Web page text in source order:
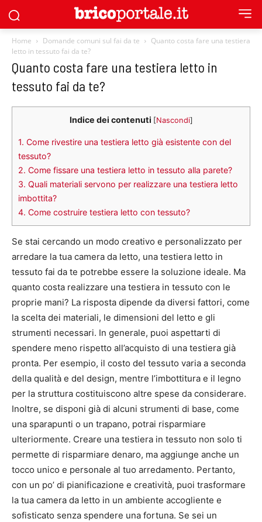
Home Domande comuni sul fai da te
Quanto costa fare una testiera
letto in tessuto fai da te?
Quanto costa fare una testiera letto in
tessuto fai da te?
Indice dei contenuti [Nascondi]
1. Come rivestire una testiera letto già esistente con del
tessuto?
2. Come fissare una testiera letto in tessuto alla parete?
3. Quali materiali servono per realizzare una testiera letto
imbottita?
4. Come costruire testiera letto con tessuto?
Se stai cercando un modo creativo e personalizzato per
arredare la tua camera da letto, una testiera letto in
tessuto fai da te potrebbe essere la soluzione ideale. Ma
quanto costa realizzare una testiera in tessuto con le
proprie mani? La risposta dipende da diversi fattori, come
la scelta dei materiali, le dimensioni del letto e gli
strumenti necessari. In generale, puoi aspettarti di
spendere meno rispetto all’acquisto di una testiera già
pronta. Per esempio, il costo del tessuto varia a seconda
della qualità e del design, mentre l’imbottitura e il legno
per la struttura costituiscono altre spese da considerare.
Inoltre, se disponi già di alcuni strumenti di base, come
una sparapunti o un trapano, potrai risparmiare
ulteriormente. Creare una testiera in tessuto non solo ti
permette di risparmiare denaro, ma aggiunge anche un
tocco unico e personale al tuo arredamento. Pertanto,
con un po’ di pianificazione e creatività, puoi trasformare
la tua camera da letto in un ambiente accogliente e
sofisticato senza spendere una fortuna. Se sei un